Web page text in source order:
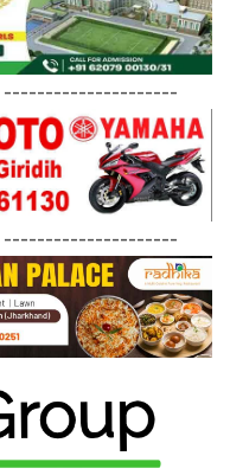
---------------------
---------------------